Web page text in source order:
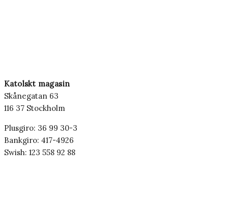
Katolskt magasin
Skånegatan 63
116 37 Stockholm
Plusgiro: 36 99 30-3
Bankgiro: 417-4926
Swish: 123 558 92 88